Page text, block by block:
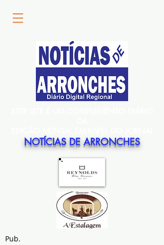
NOTÍCIAS DE ARRONCHES
Pub.